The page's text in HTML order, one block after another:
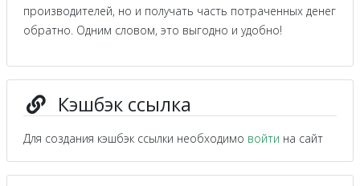
производителей, но и получать часть потраченных денег
обратно. Одним словом, это выгодно и удобно!
Кэшбэк ссылка
Для создания кэшбэк ссылки необходимо войти на сайт